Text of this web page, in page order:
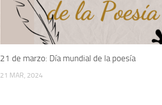
21 de marzo: Día mundial de la poesía
21 MAR, 2024